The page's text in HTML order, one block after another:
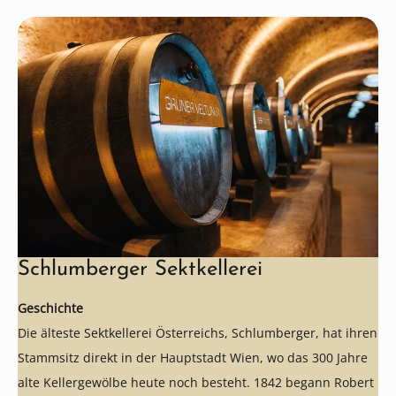
Schlumberger Sektkellerei
Geschichte
Die älteste Sektkellerei Österreichs, Schlumberger, hat ihren
Stammsitz direkt in der Hauptstadt Wien, wo das 300 Jahre
alte Kellergewölbe heute noch besteht. 1842 begann Robert